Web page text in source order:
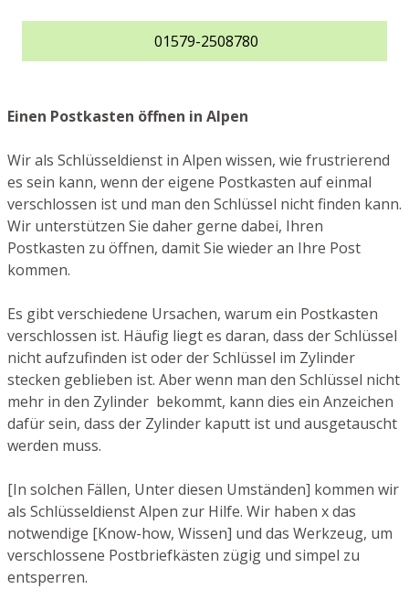
01579-2508780
Einen Postkasten öffnen in Alpen
Wir als Schlüsseldienst in Alpen wissen, wie frustrierend
es sein kann, wenn der eigene Postkasten auf einmal
verschlossen ist und man den Schlüssel nicht finden kann.
Wir unterstützen Sie daher gerne dabei, Ihren
Postkasten zu öffnen, damit Sie wieder an Ihre Post
kommen.
Es gibt verschiedene Ursachen, warum ein Postkasten
verschlossen ist. Häufig liegt es daran, dass der Schlüssel
nicht aufzufinden ist oder der Schlüssel im Zylinder
stecken geblieben ist. Aber wenn man den Schlüssel nicht
mehr in den Zylinder bekommt, kann dies ein Anzeichen
dafür sein, dass der Zylinder kaputt ist und ausgetauscht
werden muss.
[In solchen Fällen, Unter diesen Umständen] kommen wir
als Schlüsseldienst Alpen zur Hilfe. Wir haben x das
notwendige [Know-how, Wissen] und das Werkzeug, um
verschlossene Postbriefkästen zügig und simpel zu
entsperren.